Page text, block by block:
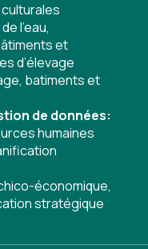
l'eau,
et
d’élevage
batiments et
de données:
humaines
économique,
stratégique